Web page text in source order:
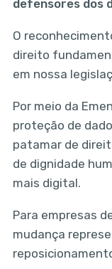
defensores dos
O
direito
em nossa
Por meio da
proteção de
patamar de
de dignidade
mais digital.
Para empresas
mudança